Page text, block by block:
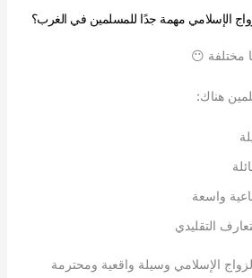
الإسلامي مهمة جدًا للمسلمين في الغرب؟
مختلفة 😶
هناك:
واسعة
التقليدي
الإسلامي وسيلة واقعية ومحترمة